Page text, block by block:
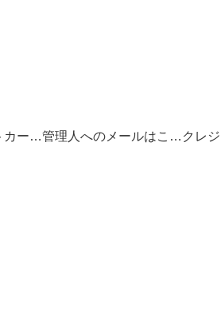
お得なクレジットカードの選び方 管理人へのメールはこちら